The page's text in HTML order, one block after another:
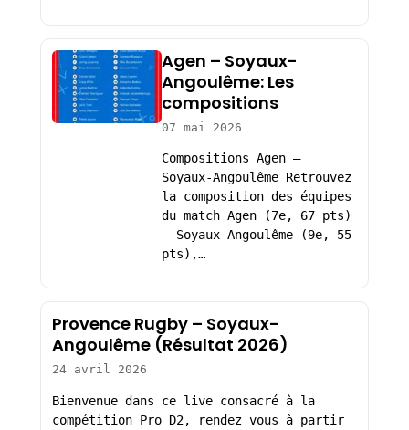
Agen – Soyaux-
Angoulême: Les
compositions
07 mai 2026
Compositions Agen –
Soyaux-Angoulême Retrouvez
la composition des équipes
du match Agen (7e, 67 pts)
– Soyaux-Angoulême (9e, 55
pts),…
Provence Rugby – Soyaux-
Angoulême (Résultat 2026)
24 avril 2026
Bienvenue dans ce live consacré à la
compétition Pro D2, rendez vous à partir